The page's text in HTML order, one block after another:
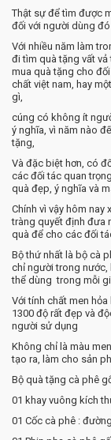
Thật sự để tìm được
đối với người dùng
Với nhiều năm làm
đi tìm quà tặng vất
mua quà tặng cho
chất việt nam, hay
gì,
cúng có không ít
ý nghĩa, vì năm nào
tặng,
Và đặc biệt hơn, có
các đối tác quan
quà đẹp, ý nghĩa và
Chính vì vậy hôm
tràng quyết định đưa
quà để cho các đối
Bộ thứ nhất là bộ cà
chỉ người trong nước,
thể dùng trong mỗi
Với tính chất men
1300 độ rất đẹp và
người sử dụng
Không chỉ là màu
tạo ra, làm cho sản
Bộ quà tặng cà phê
01 khay vuông kích
01 Cốc cà phê :